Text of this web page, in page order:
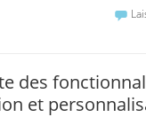
des
et